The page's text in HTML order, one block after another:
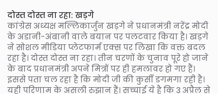
दोस्त दोस्त ना रहा: खड़गे
कांग्रेस अध्यक्ष मल्लिकार्जुन खड़गे ने प्रधानमंत्री नरेंद्र मोदी
के अडानी-अंबानी वाले बयान पर पलटवार किया है। खड़गे
ने सोशल मीडिया प्लेटफार्म एक्स पर लिखा कि वक्त बदल
रहा है। दोस्त दोस्त ना रहा। तीन चरणों के चुनाव पूरे हो जाने
के बाद प्रधानमंत्री अपने मित्रों पर ही हमलावर हो गए हैं।
इससे पता चल रहा है कि मोदी जी की कुर्सी डगमगा रही है।
यही परिणाम के असली रुझान हैं। सच्चाई ये है कि 3 अप्रैल से